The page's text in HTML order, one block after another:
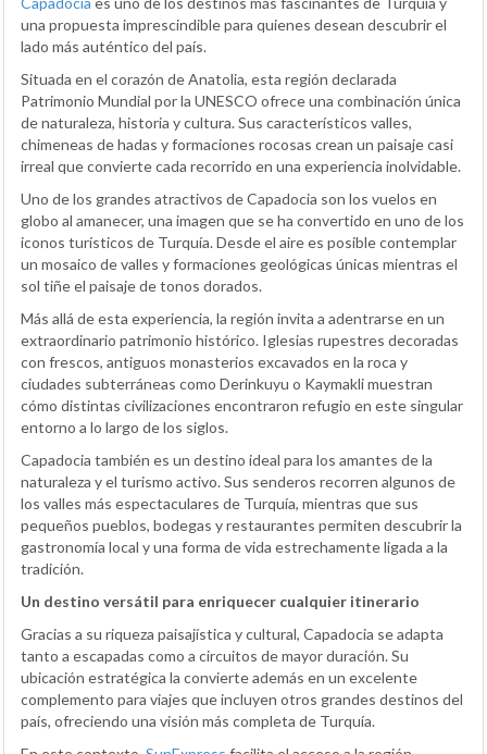
una propuesta imprescindible para quienes desean descubrir el
lado más auténtico del país.
Situada en el corazón de Anatolia, esta región declarada
Patrimonio Mundial por la UNESCO ofrece una combinación única
de naturaleza, historia y cultura. Sus característicos valles,
chimeneas de hadas y formaciones rocosas crean un paisaje casi
irreal que convierte cada recorrido en una experiencia inolvidable.
Uno de los grandes atractivos de Capadocia son los vuelos en
globo al amanecer, una imagen que se ha convertido en uno de los
iconos turísticos de Turquía. Desde el aire es posible contemplar
un mosaico de valles y formaciones geológicas únicas mientras el
sol tiñe el paisaje de tonos dorados.
Más allá de esta experiencia, la región invita a adentrarse en un
extraordinario patrimonio histórico. Iglesias rupestres decoradas
con frescos, antiguos monasterios excavados en la roca y
ciudades subterráneas como Derinkuyu o Kaymakli muestran
cómo distintas civilizaciones encontraron refugio en este singular
entorno a lo largo de los siglos.
Capadocia también es un destino ideal para los amantes de la
naturaleza y el turismo activo. Sus senderos recorren algunos de
los valles más espectaculares de Turquía, mientras que sus
pequeños pueblos, bodegas y restaurantes permiten descubrir la
gastronomía local y una forma de vida estrechamente ligada a la
tradición.
Un destino versátil para enriquecer cualquier itinerario
Gracias a su riqueza paisajística y cultural, Capadocia se adapta
tanto a escapadas como a circuitos de mayor duración. Su
ubicación estratégica la convierte además en un excelente
complemento para viajes que incluyen otros grandes destinos del
país, ofreciendo una visión más completa de Turquía.